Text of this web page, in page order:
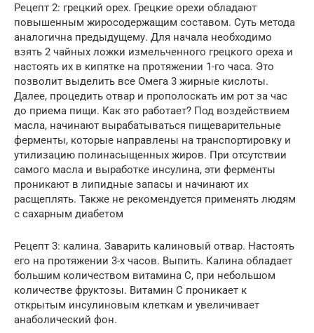
Рецепт 2: грецкий орех. Грецкие орехи обладают
повышенным жиросодержащим составом. Суть метода
аналогична предыдущему. Для начала необходимо
взять 2 чайных ложки измельченного грецкого ореха и
настоять их в кипятке на протяжении 1-го часа. Это
позволит выделить все Омега 3 жирные кислоты.
Далее, процедить отвар и прополоскать им рот за час
до приема пищи. Как это работает? Под воздействием
масла, начинают вырабатываться пищеварительные
ферменты, которые направлены на транспортировку и
утилизацию полинасыщенных жиров. При отсутствии
самого масла и выработке инсулина, эти ферменты
проникают в липидные запасы и начинают их
расщеплять. Также не рекомендуется применять людям
с сахарным диабетом
Рецепт 3: калина. Заварить калиновый отвар. Настоять
его на протяжении 3-х часов. Выпить. Калина обладает
большим количеством витамина С, при небольшом
количестве фруктозы. Витамин С проникает к
открытым инсулиновым клеткам и увеличивает
анаболический фон.